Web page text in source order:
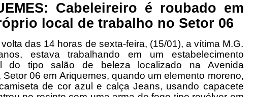
Cabeleireiro é roubado em
local de trabalho no Setor 06
volta das 14 horas de sexta-feira, (15/01), a vítima M.G.
estava trabalhando em um estabelecimento
do tipo salão de beleza localizado na Avenida
Setor 06 em Ariquemes, quando um elemento moreno,
de cor azul e calça Jeans, usando capacete